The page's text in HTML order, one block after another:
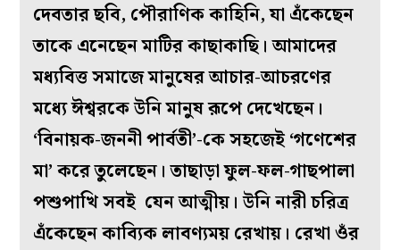
দেবতার ছবি, পৌরাণিক কাহিনি, যা এঁকেছেন
তাকে এনেছেন মাটির কাছাকাছি। আমাদের
মধ্যবিত্ত সমাজে মানুষের আচার-আচরণের
মধ্যে ঈশ্বরকে উনি মানুষ রূপে দেখেছেন।
‘বিনায়ক-জননী পার্বতী’-কে সহজেই ‘গণেশের
মা’ করে তুলেছেন। তাছাড়া ফুল-ফল-গাছপালা
পশুপাখি সবই যেন আত্মীয়। উনি নারী চরিত্র
এঁকেছেন কাব্যিক লাবণ্যময় রেখায়। রেখা ওঁর